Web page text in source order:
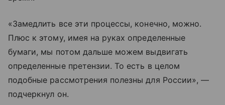
«Замедлить все эти процессы, конечно, можно.
Плюс к этому, имея на руках определенные
бумаги, мы потом дальше можем выдвигать
определенные претензии. То есть в целом
подобные рассмотрения полезны для России», —
подчеркнул он.